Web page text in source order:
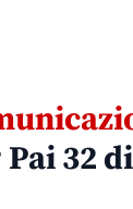
32